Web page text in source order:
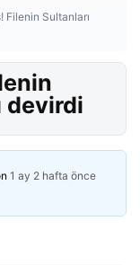
Filenin Sultanları
devirdi
1 ay 2 hafta önce